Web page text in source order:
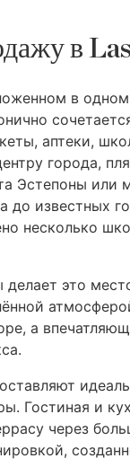
в
в
аптеки,
города,
Эстепоны или
известных
несколько
это
а
Гостиная и
через